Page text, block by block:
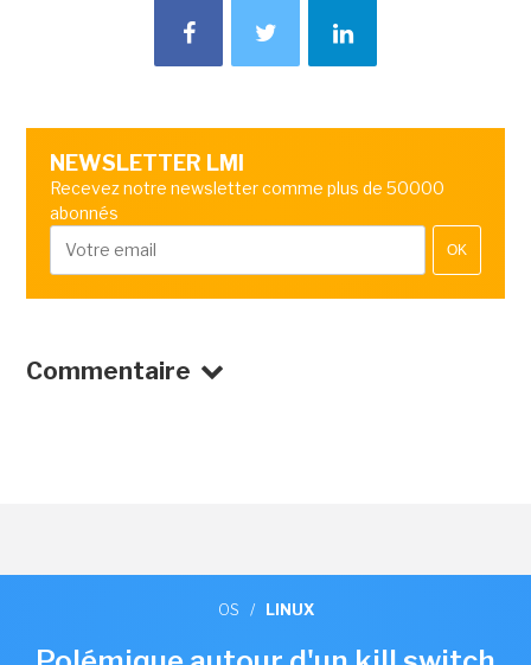
NEWSLETTER LMI
Recevez notre newsletter comme plus de 50000
abonnés
OK
Commentaire
OS / LINUX